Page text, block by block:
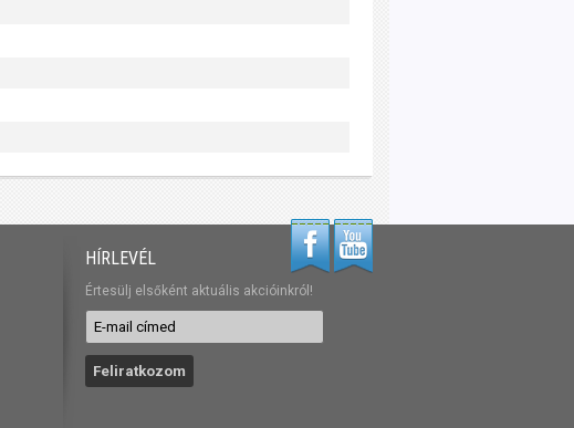
HÍRLEVÉL
Értesülj elsőként aktuális akcióinkról!